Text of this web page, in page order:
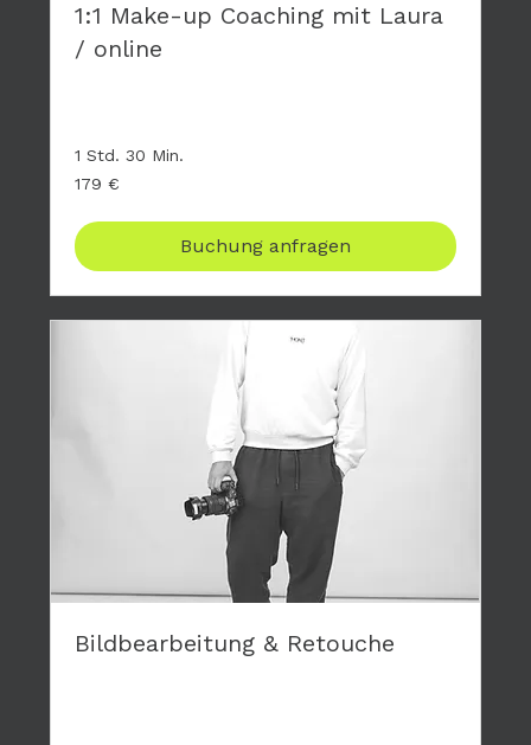
1:1 Make-up Coaching mit Laura
/ online
1 Std. 30 Min.
Euro
179 €
Buchung anfragen
Bildbearbeitung & Retouche